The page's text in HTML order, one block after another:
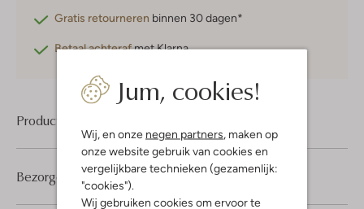
Jum, cookies!
Wij, en onze negen partners , maken op
onze website gebruik van cookies en
vergelijkbare technieken (gezamenlijk:
"cookies").
Wij gebruiken cookies om ervoor te
Gratis retourneren binnen 30 dagen*
Betaal achterafmet Klarna
Product informatie
Bezorgen & retourneren